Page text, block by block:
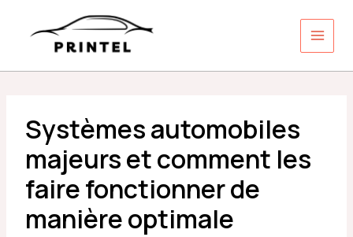
Systèmes automobiles
majeurs et comment les
faire fonctionner de
manière optimale